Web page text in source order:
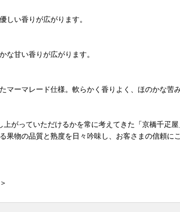
しい香りが広がります。
な甘い香りが広がります。
マーマレード仕様。軟らかく香りよく、ほのかな苦
がっていただけるかを常に考えてきた「京橋千疋屋
果物の品質と熟度を日々吟味し、お客さまの信頼に